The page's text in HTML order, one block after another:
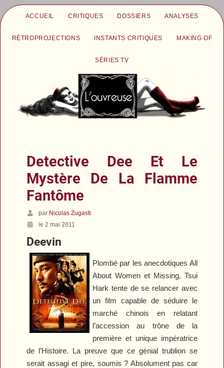
ACCUEIL CRITIQUES DOSSIERS ANALYSES
RÉTROPROJECTIONS INSTANTS CRITIQUES MAKING OF
SÉRIES TV
Detective Dee Et Le
Mystère De La Flamme
Fantôme
par Nicolas Zugasti
le 2 mai 2011
Deevin
Plombé par les anecdotiques All
About Women et Missing, Tsui
Hark tente de se relancer avec
un film capable de séduire le
marché chinois en relatant
l’accession au trône de la
première et unique impératrice
de l’Histoire. La preuve que ce génial trublion se
serait assagi et pire, soumis ? Absolument pas car